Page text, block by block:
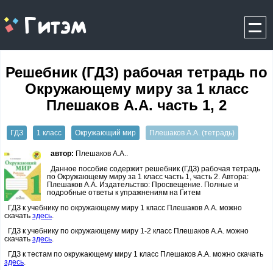
gitem.me
Решебник (ГДЗ) рабочая тетрадь по
Окружающему миру за 1 класс
Плешаков А.А. часть 1, 2
ГДЗ 1 класс Окружающий мир Плешаков А.А. (тетрадь)
автор: Плешаков А.А..
Данное пособие содержит решебник (ГДЗ) рабочая тетрадь
по Окружающему миру за 1 класс часть 1, часть 2. Автора:
Плешаков А.А. Издательство: Просвещение. Полные и
подробные ответы к упражнениям на Гитем
ГДЗ к учебнику по окружающему миру 1 класс Плешаков А.А. можно
скачать здесь
ГДЗ к учебнику по окружающему миру 1-2 класс Плешаков А.А. можно
скачать здесь
ГДЗ к тестам по окружающему миру 1 класс Плешаков А.А. можно скачать
здесь